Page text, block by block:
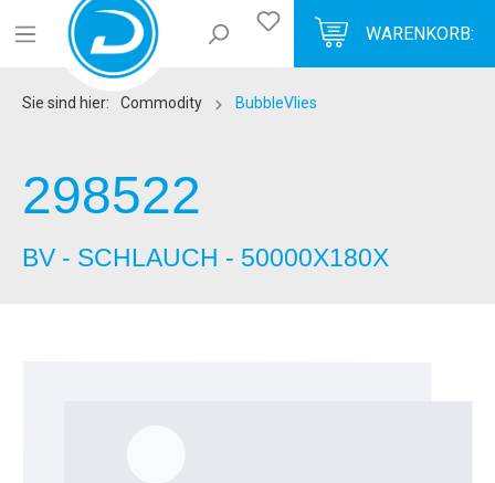
WARENKORB:
Sie sind hier: Commodity BubbleVlies
298522
BV - SCHLAUCH - 50000X180X